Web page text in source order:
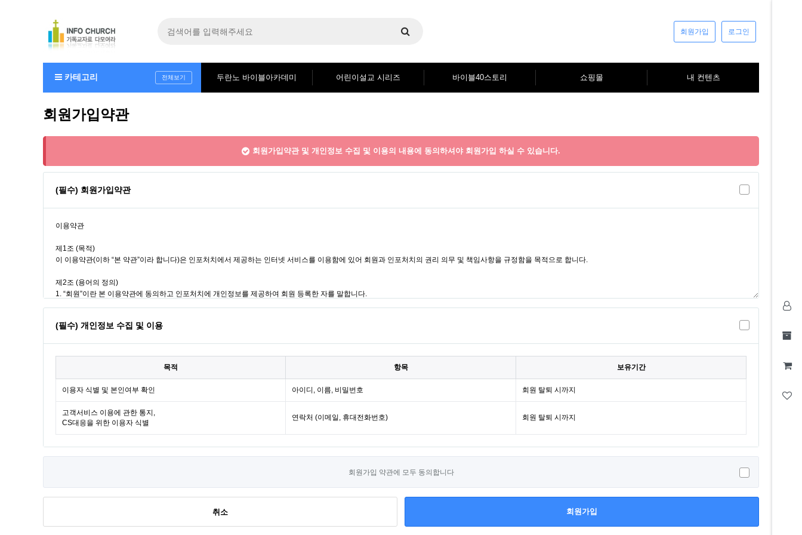
회원가입 로그인
카테고리 전체보기 두란노 바이블아카데미 어린이설교 시리즈 바이블40스토리 쇼핑몰 내 컨텐츠
회원가입약관
회원가입약관 및 개인정보 수집 및 이용의 내용에 동의하셔야 회원가입 하실 수 있습니다.
(필수) 회원가입약관
(필수) 개인정보 수집 및 이용
목적 항목 보유기간
이용자 식별 및 본인여부 확인 아이디, 이름, 비밀번호 회원 탈퇴 시까지
고객서비스 이용에 관한 통지,
CS대응을 위한 이용자 식별
연락처 (이메일, 휴대전화번호) 회원 탈퇴 시까지
회원가입 약관에 모두 동의합니다
취소 회원가입